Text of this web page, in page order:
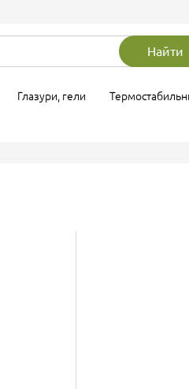
Найти
Посыпки
Молочный
Глазури, гели
Улучшители